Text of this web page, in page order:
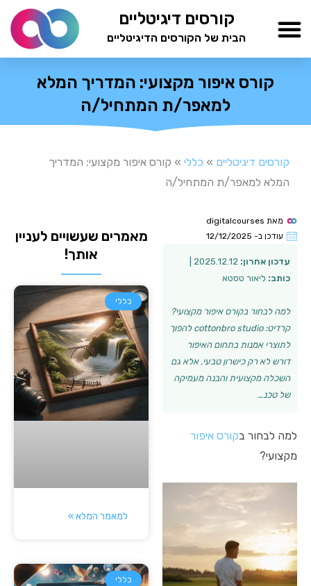
לתוכן
קורסים דיגיטליים
הבית של הקורסים הדיגיטליים
קורס איפור מקצועי: המדריך המלא
למאפר/ת המתחיל/ה
קורסים דיגיטליים » כללי » קורס איפור מקצועי: המדריך
המלא למאפר/ת המתחיל/ה
מאת
עודכן ב- 12/12/2025
עדכון אחרון:
כותב: ליאור טסטא
למה לבחור בקורס איפור מקצועי?
קרדיט: cottonbro studio להפוך
לתוצרי אמנות בתחום האיפור
דורש לא רק כישרון טבעי, אלא גם
השכלה מקצועית והבנה מעמיקה
של טכנ…
למה לבחור בקורס איפור
מקצועי?
מאמרים שעשויים לעניין
אותך!
כללי
למאמר המלא »
כללי